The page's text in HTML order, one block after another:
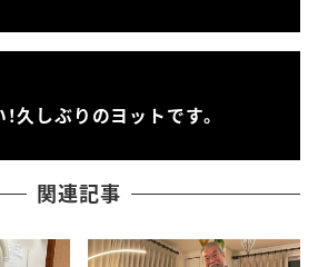
久しぶりのヨットです。
関連記事